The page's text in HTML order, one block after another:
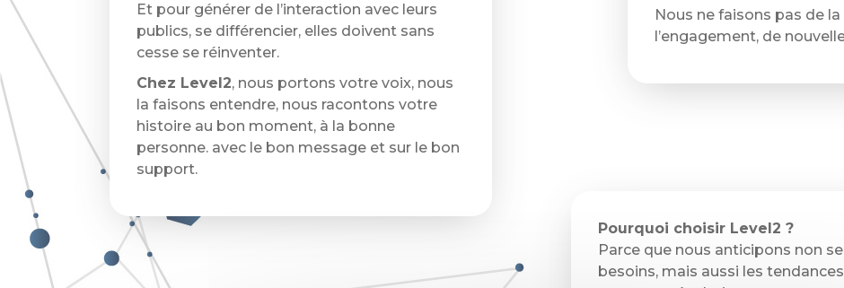
Et pour générer de l’interaction avec leurs
publics, se différencier, elles doivent sans
cesse se réinventer.
Chez Level2, nous portons votre voix, nous
la faisons entendre, nous racontons votre
histoire au bon moment, à la bonne
personne. avec le bon message et sur le bon
support.
Nous ne faisons pas de
l’engagement, de
Pourquoi choisir Level2 ?
Parce que nous anticipons non
besoins, mais aussi les